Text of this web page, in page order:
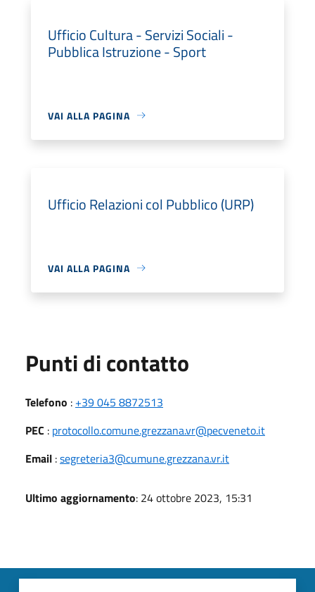
Ufficio Cultura - Servizi Sociali -
Pubblica Istruzione - Sport
VAI ALLA PAGINA
Ufficio Relazioni col Pubblico (URP)
VAI ALLA PAGINA
Punti di contatto
Telefono : +39 045 8872513
PEC : protocollo.comune.grezzana.vr@pecveneto.it
Email :segreteria3@cumune.grezzana.vr.it
Ultimo aggiornamento: 24 ottobre 2023, 15:31